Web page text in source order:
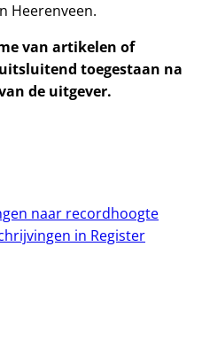
Heerenveen.
van artikelen of
toegestaan na
de uitgever.
naar recordhoogte
in Register